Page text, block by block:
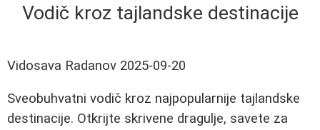
Vodič kroz tajlandske destinacije
Vidosava Radanov 2025-09-20
Sveobuhvatni vodič kroz najpopularnije tajlandske
destinacije. Otkrijte skrivene dragulje, savete za